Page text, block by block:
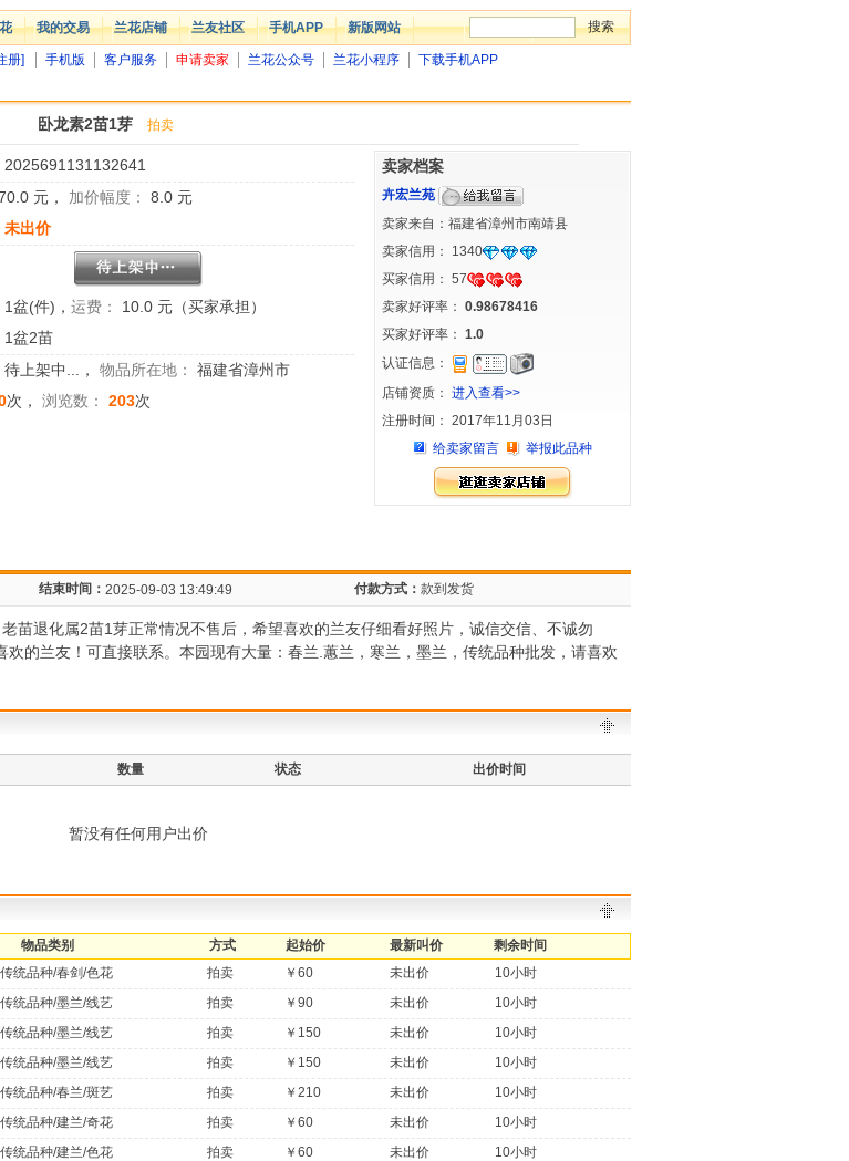
我的交易 兰花店铺 兰友社区 手机APP 新版网站
册] 手机版 客户服务 申请卖家 兰花公众号 兰花小程序
下载手机APP
卧龙素2苗1芽 拍卖
2025691131132641
元， 加价幅度： 8.0 元
未出价
1盆(件) ， 运费：
10.0 元（买家承担）
1盆2苗
待上架中... ， 物品所在地：
福建省漳州市
次， 浏览数： 203次
卖家档案
卉宏兰苑
卖家来自：福建省漳州市南靖县
卖家信用： 1340
买家信用： 57
卖家好评率： 0.98678416
买家好评率： 1.0
认证信息：
店铺资质： 进入查看>>
注册时间： 2017年11月03日
给卖家留言
举报此品种
结束时间： 2025-09-03 13:49:49 付款方式： 款到发货
苗退化属2苗1芽正常情况不售后，希望喜欢的兰友仔细看好照片，诚信交信、不诚勿
的兰友！可直接联系。本园现有大量：春兰.蕙兰，寒兰，墨兰，传统品种批发，请喜欢
数量 状态 出价时间
暂没有任何用户出价
物品类别 方式 起始价 最新叫价
剩余时间
传统品种/春剑/色花 拍卖 ￥60 未出价
10小时
传统品种/墨兰/线艺 拍卖 ￥90 未出价
10小时
传统品种/墨兰/线艺 拍卖 ￥150 未出价
10小时
传统品种/墨兰/线艺 拍卖 ￥150 未出价
10小时
传统品种/春兰/斑艺 拍卖 ￥210 未出价
10小时
传统品种/建兰/奇花 拍卖 ￥60 未出价
10小时
传统品种/建兰/色花 拍卖 ￥60 未出价
10小时